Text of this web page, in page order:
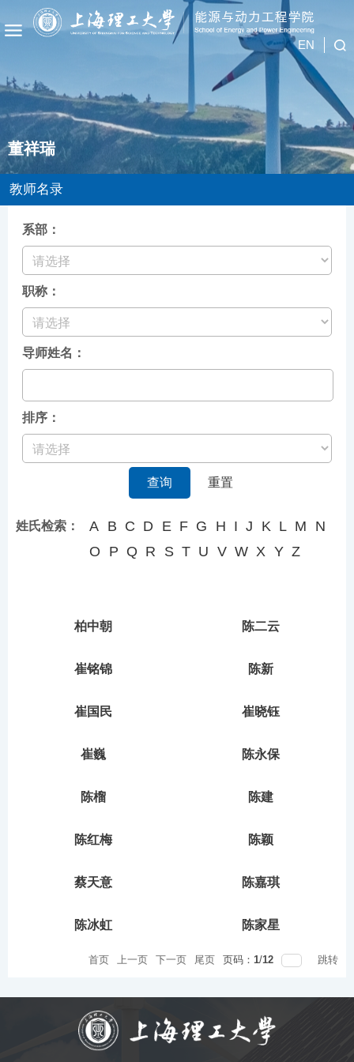
EN
董祥瑞
教师名录
系部：
职称：
导师姓名：
排序：
查询 重置
姓氏检索： A B C D E F G H I J K L M
N
O
P Q R S T U V W X Y Z
柏中朝 陈二云
崔铭锦 陈新
崔国民 崔晓钰
崔巍 陈永保
陈榴 陈建
陈红梅 陈颖
蔡天意 陈嘉琪
陈冰虹 陈家星
首页 上一页 下一页 尾页 页码： 1/12 跳转